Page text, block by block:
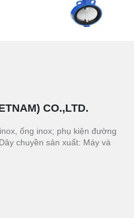
CO.,LTD.
ống inox; phụ kiện đường
chuyền sản xuất: Máy và